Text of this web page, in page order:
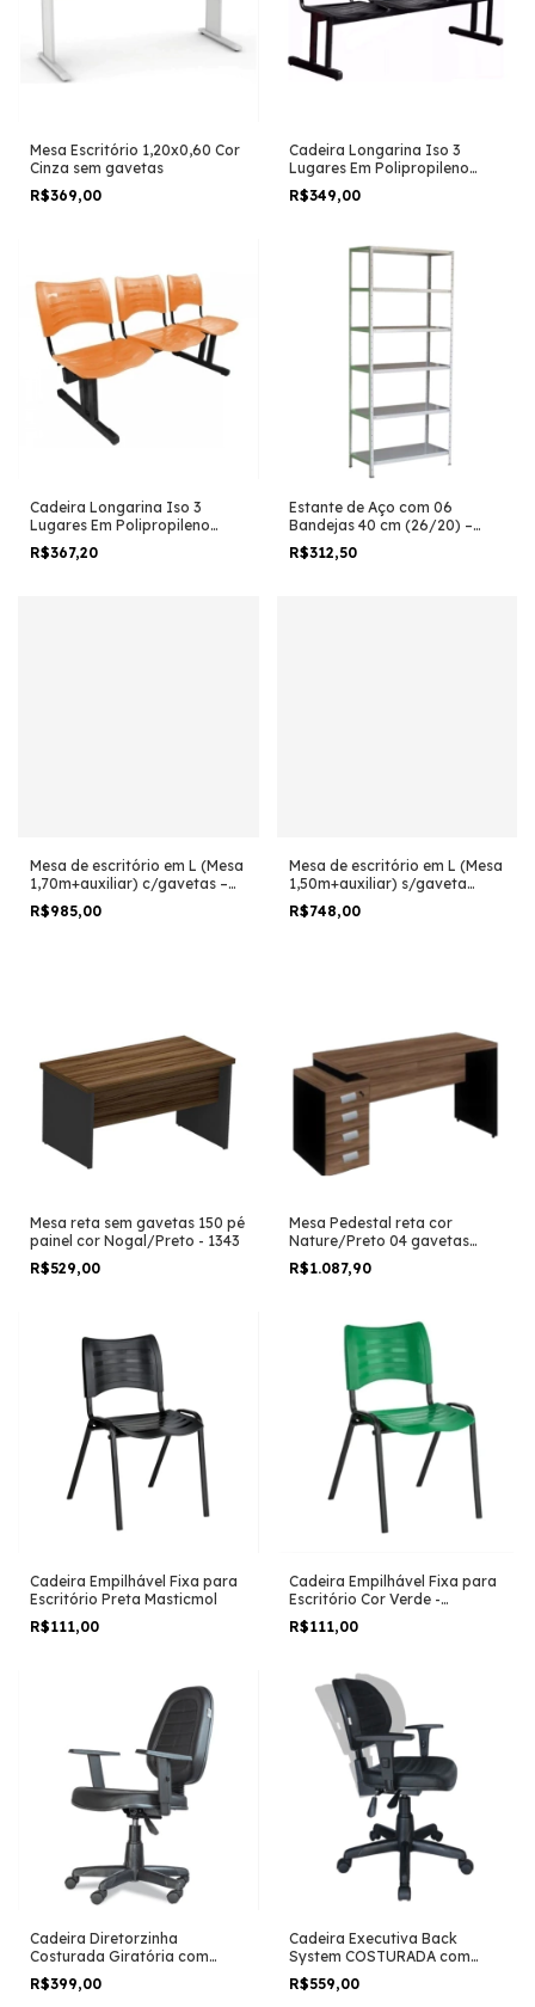
Mesa Escritório 1,20x0,60 Cor
Cinza sem gavetas
R$369,00
Cadeira Longarina Iso 3
Lugares Em Polipropileno
Preto
R$349,00
Cadeira Longarina Iso 3
Lugares Em Polipropileno
Laranja - 1950L
R$367,20
Estante de Aço com 06
Bandejas 40 cm (26/20) –
1,98×0,92×0,40m – AMAPA –
11104
R$312,50
Mesa de escritório em L (Mesa
1,70m+auxiliar) c/gavetas –
MARANELLO Nogal/preto -
1350
R$985,00
Mesa de escritório em L (Mesa
1,50m+auxiliar) s/gaveta
MARANELLO Nogal/preto -
1347
R$748,00
Mesa reta sem gavetas 150 pé
painel cor Nogal/Preto - 1343
R$529,00
Mesa Pedestal reta cor
Nature/Preto 04 gavetas
0,73×1,92X0,70 Incoflex
R$1.087,90
Cadeira Empilhável Fixa para
Escritório Preta Masticmol
R$111,00
Cadeira Empilhável Fixa para
Escritório Cor Verde -
Masticmol
R$111,00
Cadeira Diretorzinha
Costurada Giratória com
Braços Reguláveis MARTIFLEX
R$399,00
Cadeira Executiva Back
System COSTURADA com
Braços Reguláveis - Cor Preta
R$559,00